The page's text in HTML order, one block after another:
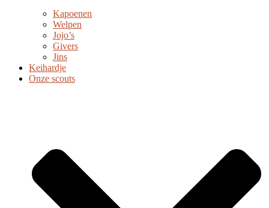
Kapoenen
Welpen
Jojo’s
Givers
Jins
Keihardje
Onze scouts